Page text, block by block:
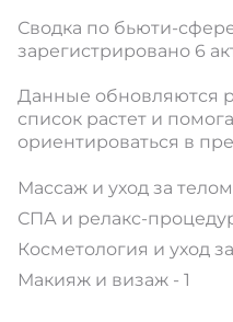
Сводка по бьюти-
зарегистрировано 6
Данные обновляются
список растет и
ориентироваться в
Массаж и уход за
СПА и релакс-
Косметология и уход
Макияж и визаж - 1